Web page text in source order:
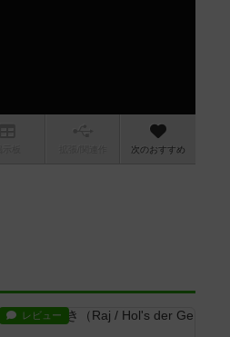
次のおすすめ
レビュー